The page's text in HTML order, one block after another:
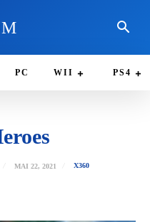
PC WII PS4
MAI 22, 2021 X360